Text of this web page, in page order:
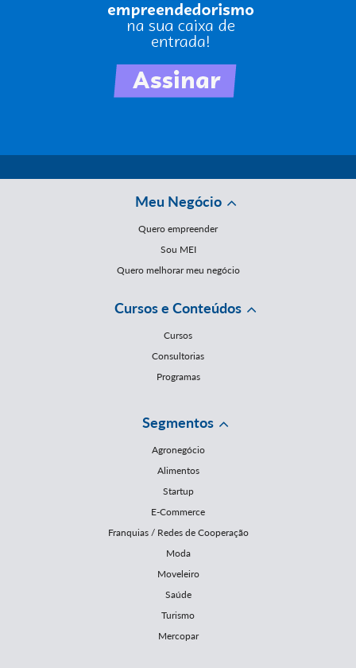
Meu Negócio
Quero empreender
Sou MEI
Quero melhorar meu negócio
Cursos e Conteúdos
Cursos
Consultorias
Programas
Segmentos
Agronegócio
Alimentos
Startup
E-Commerce
Franquias / Redes de Cooperação
Moda
Moveleiro
Saúde
Turismo
Mercopar